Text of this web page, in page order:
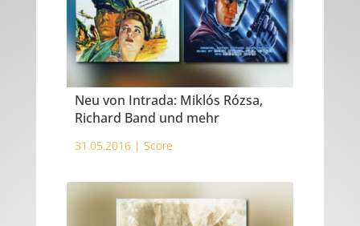
Neu von Intrada: Miklós Rózsa,
Richard Band und mehr
31.05.2016 | Score